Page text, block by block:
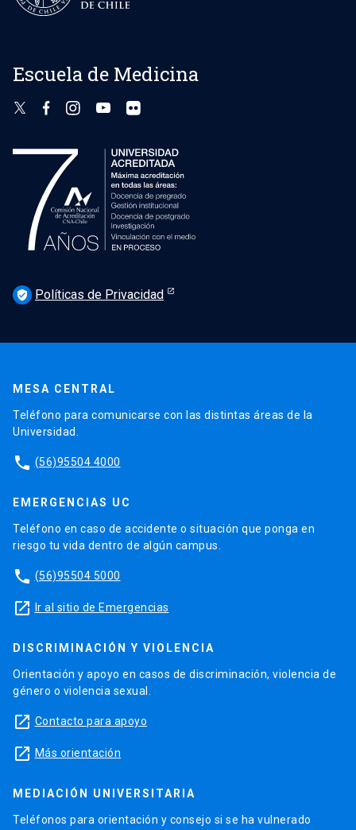
Escuela de Medicina
verified_user Políticas de Privacidad
MESA CENTRAL
Teléfono para comunicarse con las distintas áreas de la
Universidad.
phone (56)95504 4000
EMERGENCIAS UC
Teléfono en caso de accidente o situación que ponga en
riesgo tu vida dentro de algún campus.
phone (56)95504 5000
launch Ir al sitio de Emergencias
DISCRIMINACIÓN Y VIOLENCIA
Orientación y apoyo en casos de discriminación, violencia de
género o violencia sexual.
launch Contacto para apoyo
launch Más orientación
MEDIACIÓN UNIVERSITARIA
Teléfonos para orientación y consejo si se ha vulnerado